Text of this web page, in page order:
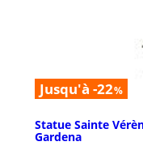
Jusqu'à -22%
Statue Sainte
Gardena